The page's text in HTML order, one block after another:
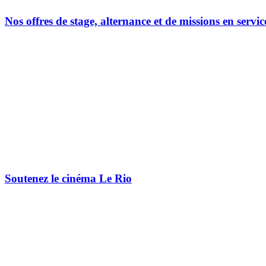
Nos offres de stage, alternance et de missions en
Soutenez le cinéma Le Rio